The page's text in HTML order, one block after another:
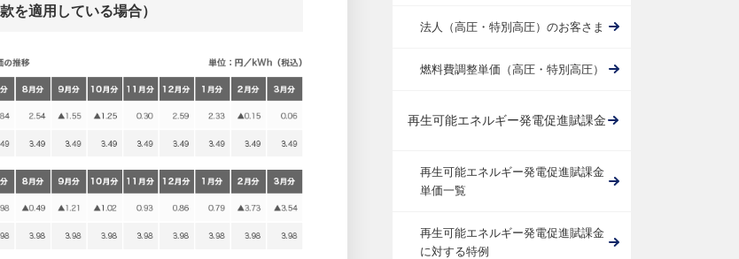
を適用している場合）
法人（高圧・特別高圧）のお客さま
燃料費調整単価（高圧・特別高圧）
再生可能エネルギー発電促進賦課金
再生可能エネルギー発電促進賦課金
単価一覧
再生可能エネルギー発電促進賦課金
に対する特例